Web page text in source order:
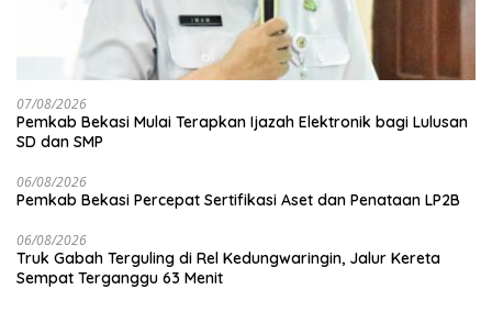
07/08/2026
Pemkab Bekasi Mulai Terapkan Ijazah Elektronik bagi Lulusan
SD dan SMP
06/08/2026
Pemkab Bekasi Percepat Sertifikasi Aset dan Penataan LP2B
06/08/2026
Truk Gabah Terguling di Rel Kedungwaringin, Jalur Kereta
Sempat Terganggu 63 Menit